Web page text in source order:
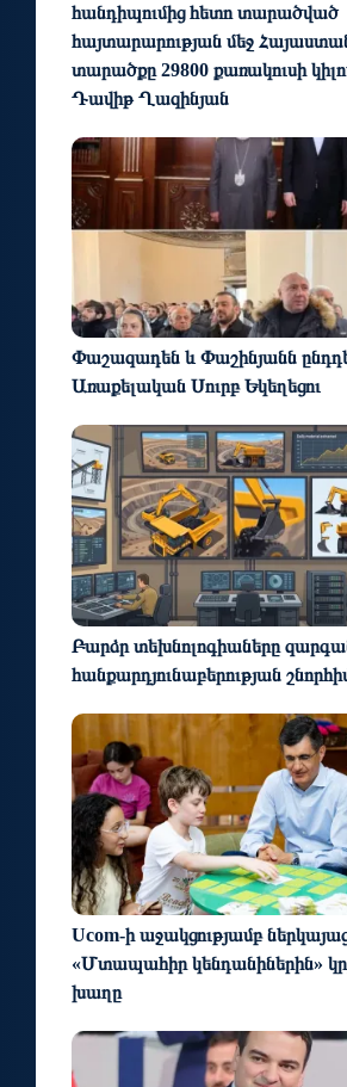
հանդիպումից հետո տարածված
հայտարարության մեջ
տարածքը 29800 քառակուսի
Դավիթ Ղազինյան
Փաշազադեն և Փաշինյանն
Առաքելական Սուրբ Եկեղեցու
Բարձր տեխնոլոգիաները
հանքարդյունաբերության
Ucom-ի աջակցությամբ
«Մտապահիր կենդանիներին»
խաղը